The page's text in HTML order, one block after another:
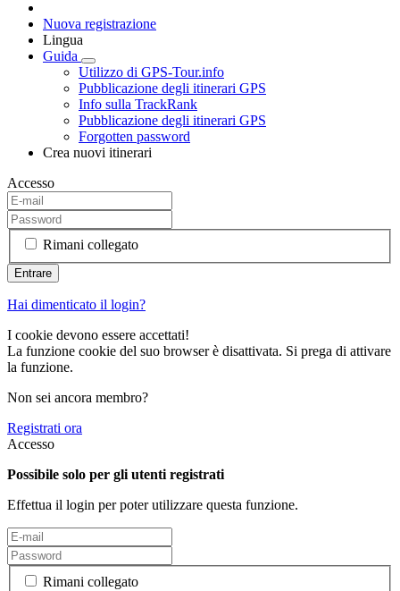
Nuova registrazione
Lingua
Guida
Utilizzo di GPS-Tour.info
Pubblicazione degli itinerari GPS
Info sulla TrackRank
Pubblicazione degli itinerari GPS
Forgotten password
Crea nuovi itinerari
Accesso
Rimani collegato
Hai dimenticato il login?
I cookie devono essere accettati!
La funzione cookie del suo browser è disattivata. Si prega di attivare
la funzione.
Non sei ancora membro?
Registrati ora
Accesso
Possibile solo per gli utenti registrati
Effettua il login per poter utilizzare questa funzione.
Rimani collegato